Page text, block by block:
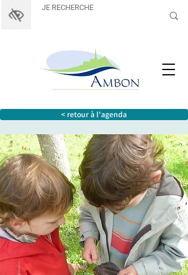
< retour à l'agenda